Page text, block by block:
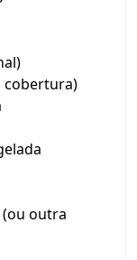
cobertura)
outra